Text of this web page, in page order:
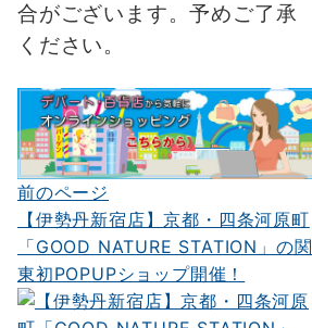
合がございます。予めご了承
ください。
投
稿
ナ
ビ
前のページ
【伊勢丹新宿店】京都・四条河原町
「GOOD NATURE STATION」の関
東初POPUPショップ開催！